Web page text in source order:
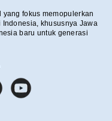
fokus memopulerkan
khususnya Jawa
baru untuk generasi